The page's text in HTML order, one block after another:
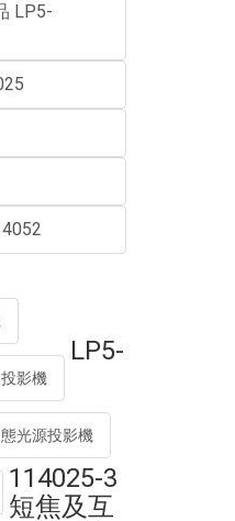
LP5-
影機
光源投影機
LP5-
114025-3
短焦及互